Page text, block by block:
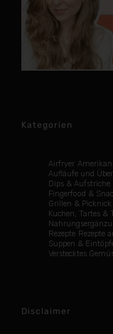
Kategorien
Airfryer
Aufläufe und
Dips & Aufstriche
Fingerfood &
Grillen & Picknick
Kuchen, Tartes &
Rezepte Rezepte
Suppen &
Verstecktes
Disclaimer